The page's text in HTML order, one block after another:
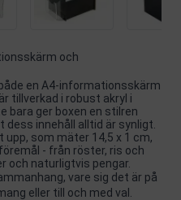
och
en A4-informationsskärm
tillverkad i robust akryl i
bara ger boxen en stilren
innehåll alltid är synligt.
upp, som mäter 14,5 x 1 cm,
- från röster, ris och
och naturligtvis pengar.
vare sig det är på
eller till och med val.